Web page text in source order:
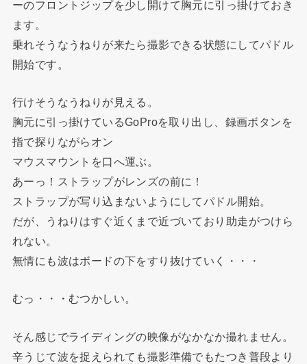
ーのフロントジップを少し開けて胸元に引っ掛けておき
ます。
乗れそうなうねりが来たら撮影できる状態にしてパドル
開始です。
行けそうなうねりが見える。
胸元に引っ掛けているGoProを取り出し、録画ボタンを
指で探りながらオン
マウスマウントを口へ運ぶ。
あーっ！ストラップがレンズの前に！
ストラップが写り込まないようにしてパドル開始。
だが、うねりはすぐ近くまで近づいており助走がつけら
れない。
無情にも波はボードの下をすり抜けていく・・・
むっ・・・むつかしい。
そん感じでライディングの映像がなかなか撮れません。
辛うじて波を捉えられても撮影準備でもたつき普段より